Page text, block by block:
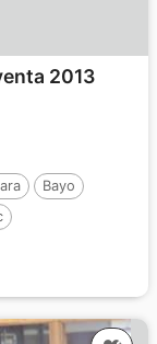
2013
Bayo